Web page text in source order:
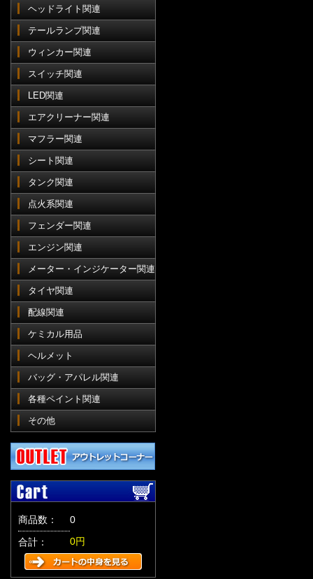
ヘッドライト関連
テールランプ関連
ウィンカー関連
スイッチ関連
LED関連
エアクリーナー関連
マフラー関連
シート関連
タンク関連
点火系関連
フェンダー関連
エンジン関連
メーター・インジケーター関連
タイヤ関連
配線関連
ケミカル用品
ヘルメット
バッグ・アパレル関連
各種ペイント関連
その他
商品数：
0
合計：
0円